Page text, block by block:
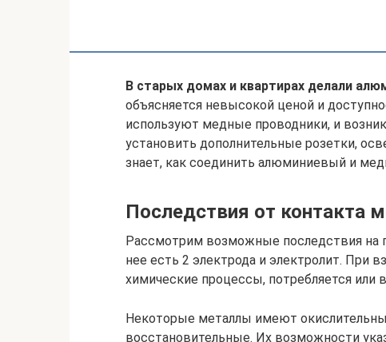
В старых домах и квартирах делали
объясняется невысокой ценой и
используют медные проводники, и
установить дополнительные розетки,
знает, как соединить алюминиевый и
Последствия от контакта
Рассмотрим возможные последствия на
нее есть 2 электрода и электролит. При
химические процессы, потребляется или
Некоторые металлы имеют
восстановительные. Их возможности